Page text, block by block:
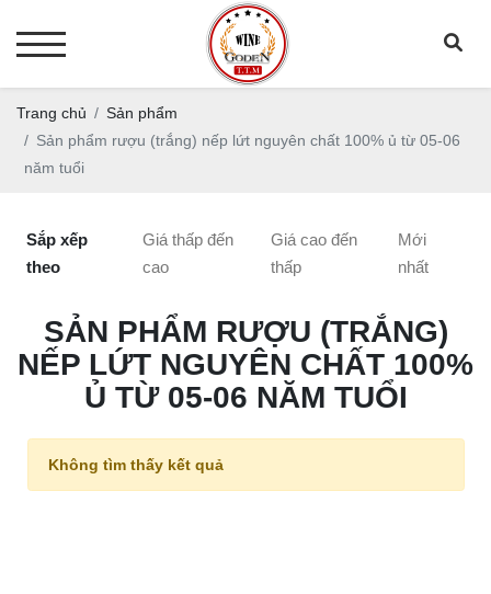
Trang chủ
Sản phẩm
Sản phẩm rượu (trắng) nếp lứt nguyên chất 100% ủ từ 05-06
năm tuổi
Sắp xếp
theo
Giá thấp đến
cao
Giá cao đến
thấp
Mới
nhất
SẢN PHẨM RƯỢU (TRẮNG)
NẾP LỨT NGUYÊN CHẤT 100%
Ủ TỪ 05-06 NĂM TUỔI
Không tìm thấy kết quả